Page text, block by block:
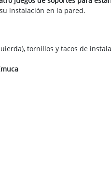
instalación en la pared.
tornillos y tacos de